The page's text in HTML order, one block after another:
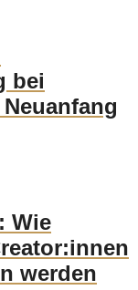
bei
Wie
werden